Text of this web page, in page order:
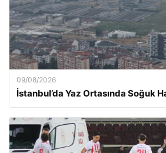
09/08/2026
İstanbul’da Yaz Ortasında Soğuk